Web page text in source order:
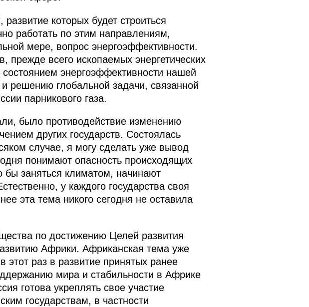
которых будет строиться
работать по этим направлениям,
мере, вопрос энергоэффективности.
прежде всего ископаемых энергетических
энергоэффективности нашей
и решению глобальной задачи, связанной
парникового газа.
было противодействие изменению
других государств. Состоялась
случае, я могу сделать уже вывод
понимают опасность происходящих
бы заняться климатом, начинают
у каждого государства своя
эта тема никого сегодня не оставила
по достижению Целей развития
Африки. Африканская тема уже
раз в развитие принятых ранее
мира и стабильности в Африке
готова укреплять свое участие
государствам, в частности